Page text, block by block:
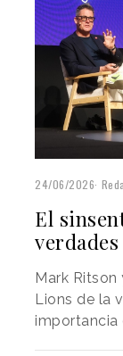
24/06/2026
El
Mark Ritson
Lions de la
importancia